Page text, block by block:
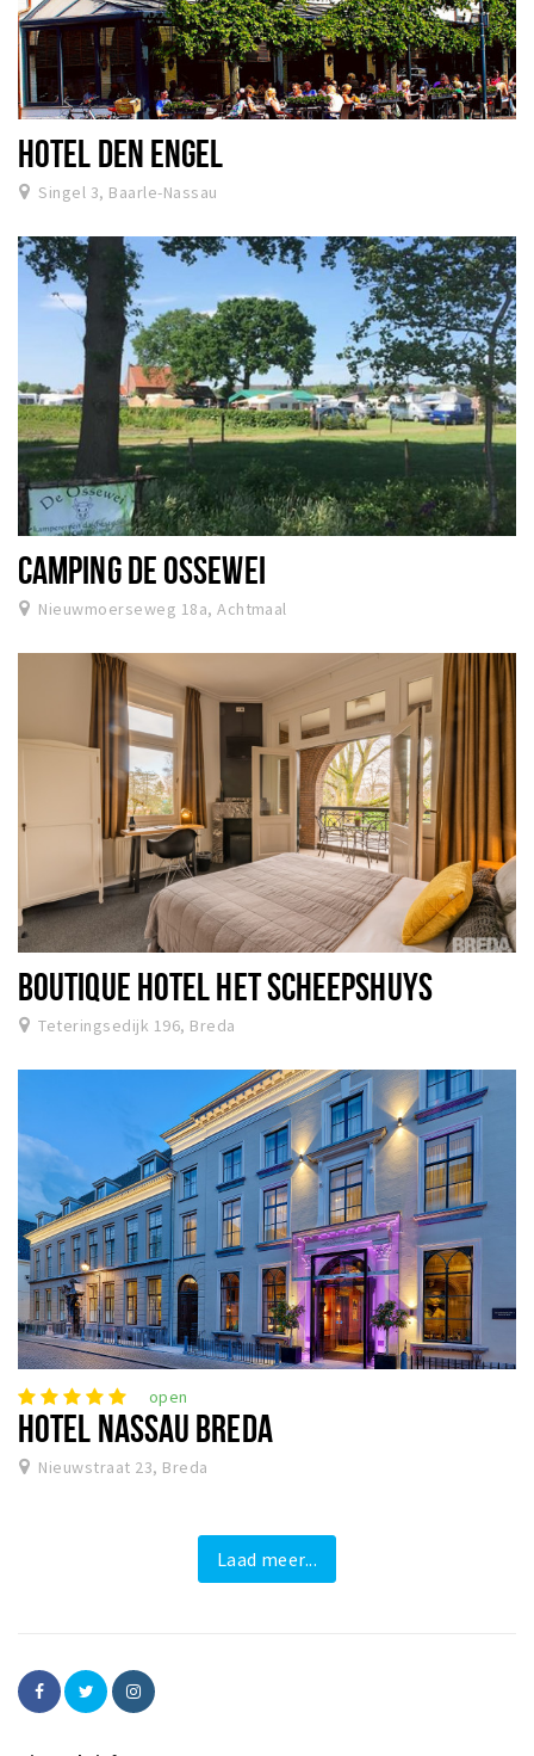
HOTEL DEN ENGEL
Singel 3, Baarle-Nassau
CAMPING DE OSSEWEI
Nieuwmoerseweg 18a, Achtmaal
BOUTIQUE HOTEL HET SCHEEPSHUYS
Teteringsedijk 196, Breda
open
HOTEL NASSAU BREDA
Nieuwstraat 23, Breda
Laad meer...